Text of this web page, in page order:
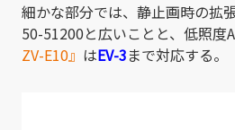
細かな部分では、静止画時の拡
50-51200と広いことと、低照度
ZV-E10』 はEV-3まで対応する。